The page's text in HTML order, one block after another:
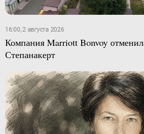
16:00, 2 августа 2026
Компания Marriott Bonvoy
Степанакерт